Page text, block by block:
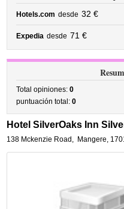
Hotels.com desde 32 €
Expedia desde 71 €
Total opiniones:0
puntuación total:0
Hotel SilverOaks Inn
138 Mckenzie Road , Mangere,